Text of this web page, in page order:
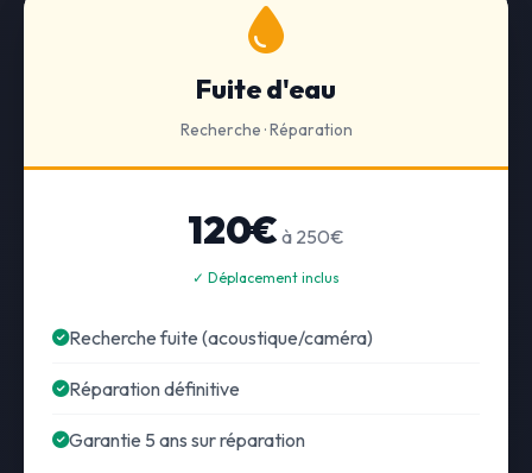
Fuite d'eau
Recherche · Réparation
120€ à 250€
✓ Déplacement inclus
Recherche fuite (acoustique/caméra)
Réparation définitive
Garantie 5 ans sur réparation